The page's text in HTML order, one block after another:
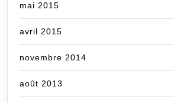
mai 2015
avril 2015
novembre 2014
août 2013